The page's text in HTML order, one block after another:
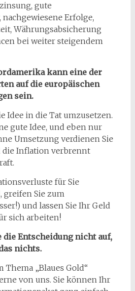
gute
Erfolge,
Währungsabsicherung
bei weiter steigendem
kann eine der
auf die europäischen
sein.
Idee in die Tat umzusetzen.
gute Idee, und eben nur
Umsetzung verdienen Sie
die Inflation verbrennt
für Sie
greifen Sie zum
und lassen Sie Ihr Geld
sich arbeiten!
die Entscheidung nicht auf,
nichts.
Thema „Blaues Gold“
von uns. Sie können Ihr